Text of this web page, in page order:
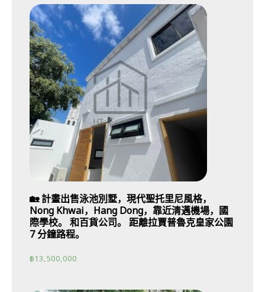
🏡 計畫出售泳池別墅，現代聖托里尼風格，
Nong Khwai，Hang Dong，靠近清邁機場，國
際學校。 和百貨公司。 距離拉賈普魯克皇家公園
7 分鐘路程。
฿13,500,000